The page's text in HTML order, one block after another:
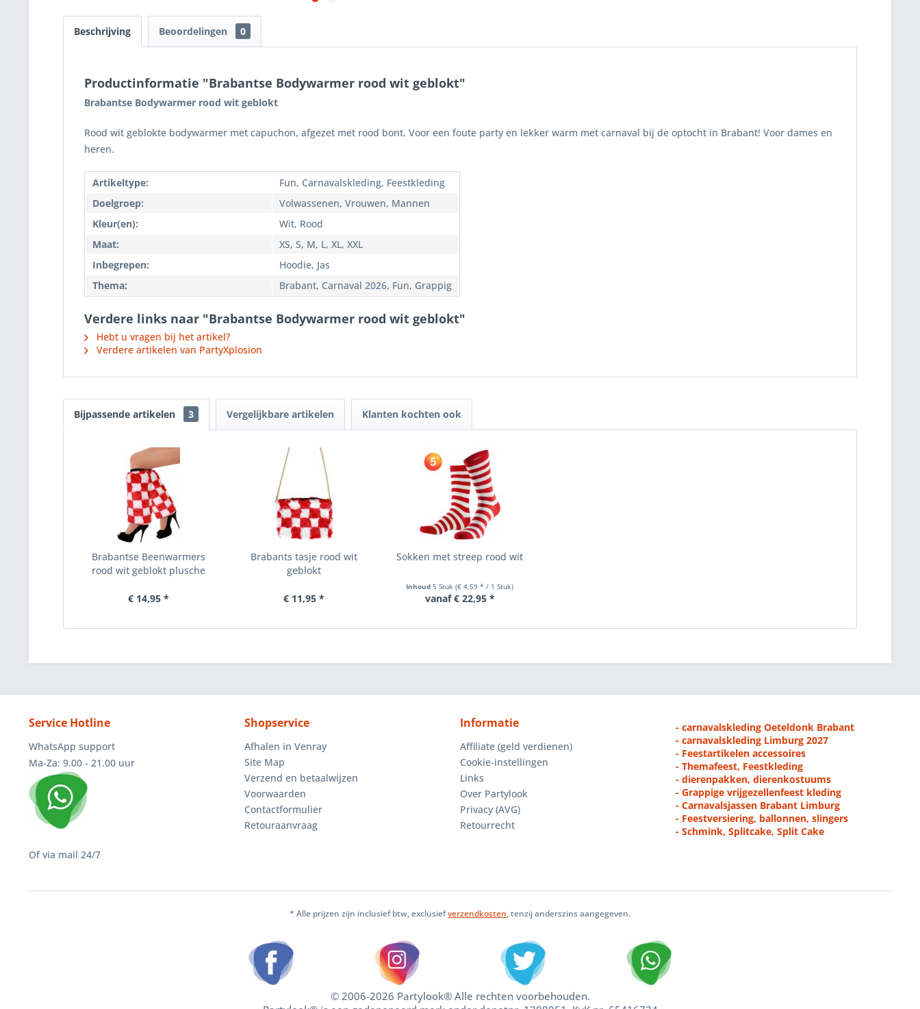
Beschrijving Beoordelingen 0
Productinformatie "Brabantse Bodywarmer rood wit geblokt"
Brabantse Bodywarmer rood wit geblokt
Rood wit geblokte bodywarmer met capuchon, afgezet met rood bont. Voor een foute party en lekker warm met carnaval bij de optocht in Brabant! Voor dames en
heren.
Artikeltype:
Fun, Carnavalskleding, Feestkleding
Doelgroep:
Volwassenen, Vrouwen, Mannen
Kleur(en):
Wit, Rood
Maat:
XS, S, M, L, XL, XXL
Inbegrepen:
Hoodie, Jas
Thema:
Brabant, Carnaval 2026, Fun, Grappig
Verdere links naar "Brabantse Bodywarmer rood wit geblokt"
Hebt u vragen bij het artikel?
Verdere artikelen van PartyXplosion
Bijpassende artikelen 3 Vergelijkbare artikelen Klanten kochten ook
Brabantse Beenwarmers
rood wit geblokt plusche
€ 14,95 *
Brabants tasje rood wit
geblokt
€ 11,95 *
Sokken met streep rood wit
Inhoud5 Stuk(€ 4,59 * / 1 Stuk)
vanaf € 22,95 *
Service Hotline
WhatsApp support
Ma-Za: 9.00 - 21.00 uur
Of via mail 24/7
Shopservice
Afhalen in Venray
Site Map
Verzend en betaalwijzen
Voorwaarden
Contactformulier
Retouraanvraag
Informatie
Affiliate (geld verdienen)
Cookie-instellingen
Links
Over Partylook
Privacy (AVG)
Retourrecht
- carnavalskleding Oeteldonk Brabant
- carnavalskleding Limburg 2027
- Feestartikelen accessoires
- Themafeest, Feestkleding
- dierenpakken, dierenkostuums
- Grappige vrijgezellenfeest kleding
- Carnavalsjassen Brabant Limburg
- Feestversiering, ballonnen, slingers
- Schmink, Splitcake, Split Cake
* Alle prijzen zijn inclusief btw, exclusiefverzendkosten, tenzij anderszins aangegeven.
© 2006-2026 Partylook® Alle rechten voorbehouden.